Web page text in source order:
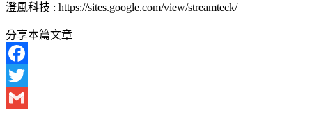
澄風科技 : https://sites.google.com/view/streamteck/
分享本篇文章
Facebook
Twitter